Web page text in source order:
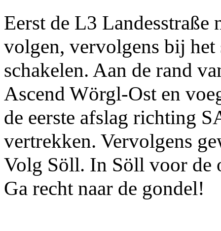
Eerst de L3 Landesstraße
volgen, vervolgens bij
schakelen. Aan de rand
Ascend Wörgl-Ost en
de eerste afslag richting
vertrekken. Vervolgens
Volg Söll. In Söll voor de
Ga recht naar de gondel!